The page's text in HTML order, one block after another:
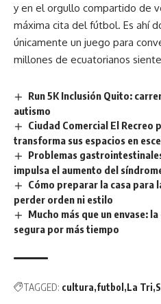
y en el orgullo compartido de
máxima cita del fútbol. Es ahí
únicamente un juego para
millones de ecuatorianos
Run 5K Inclusión Quito:
autismo
Ciudad Comercial El Recreo
transforma sus espacios en
Problemas
impulsa el aumento del
Cómo preparar la casa para
perder orden ni estilo
Mucho más que un envase:
segura por más tiempo
TAGGED: cultura futbol La Tri